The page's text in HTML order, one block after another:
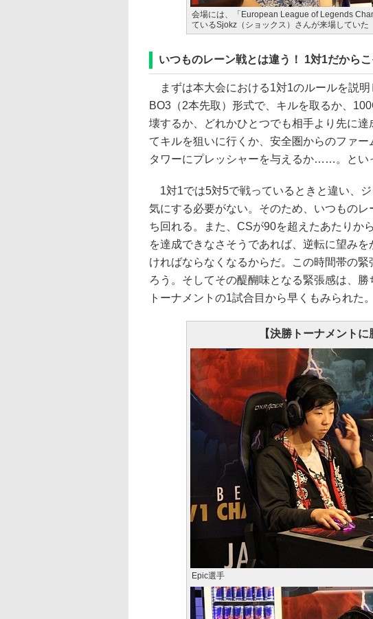
会場には、「European League of Legends
ているSjokz（ショックス）さんが来場していた
いつものレーン戦とは違う！ 1対1だから
まずは本大会における1対1のルールを説明
BO3（2本先取）形式で、キルを取るか、
壊するか、どれかひとつでも相手より先に
てキルを狙いに行くか、安全圏からのファ
タワーにプレッシャーを与えるか……。とい
1対1では5対5で戦っているときと違い、
気にする必要がない。そのため、いつもの
ち回れる。また、CSが90を超えたあたりか
を達成できなさそうであれば、逆転に望み
ければならなくなるからだ。この時間帯の
ろう。そしてその醍醐味となる緊張感は、
トーナメントの1試合目から早くもみられた。
【決勝トーナメントに
Epic選手